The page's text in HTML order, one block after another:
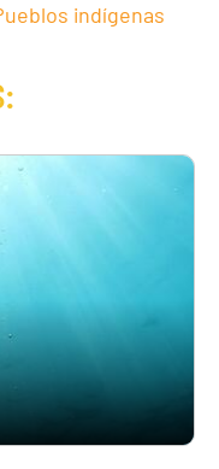
indígenas